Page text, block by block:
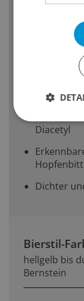
notwendig
Körper:
Diacetyl
Dichter
Bierstil-
hellgelb bis
Bernstein